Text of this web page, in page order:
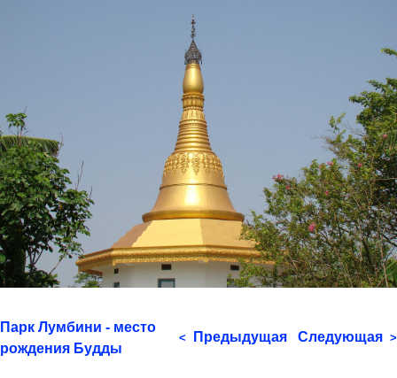
Парк Лумбини - место
рождения Будды
< Предыдущая Следующая >